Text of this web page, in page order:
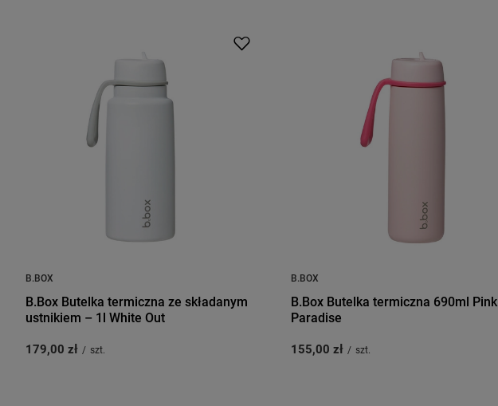
B.BOX
B.Box Butelka termiczna ze składanym
ustnikiem – 1l White Out
179,00 zł / szt.
B.BOX
B.Box Butelka termiczna 690ml Pink
Paradise
155,00 zł / szt.